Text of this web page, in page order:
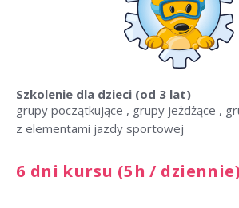
Szkolenie dla dzieci (od 3 lat)
grupy początkujące , grupy jeżdżące ,
z elementami jazdy sportowej
6 dni kursu (5h / dziennie)